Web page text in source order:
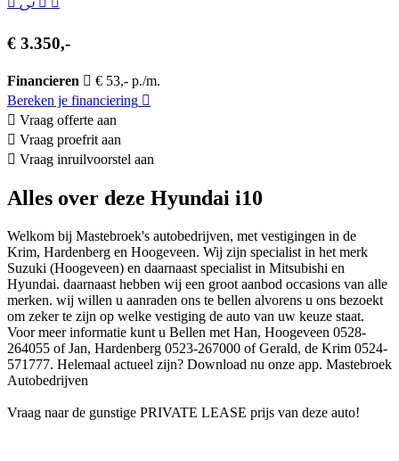
€ 3.350,-
Financieren
€ 53,- p./m.
Bereken je financiering
Vraag offerte aan
Vraag proefrit aan
Vraag inruilvoorstel aan
Alles over deze Hyundai i10
Welkom bij Mastebroek's autobedrijven, met vestigingen in de
Krim, Hardenberg en Hoogeveen. Wij zijn specialist in het merk
Suzuki (Hoogeveen) en daarnaast specialist in Mitsubishi en
Hyundai. daarnaast hebben wij een groot aanbod occasions van alle
merken. wij willen u aanraden ons te bellen alvorens u ons bezoekt
om zeker te zijn op welke vestiging de auto van uw keuze staat.
Voor meer informatie kunt u Bellen met Han, Hoogeveen 0528-
264055 of Jan, Hardenberg 0523-267000 of Gerald, de Krim 0524-
571777. Helemaal actueel zijn? Download nu onze app. Mastebroek
Autobedrijven
Vraag naar de gunstige PRIVATE LEASE prijs van deze auto!